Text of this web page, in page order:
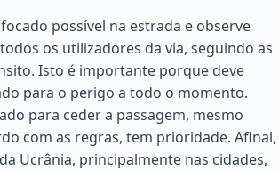
possível na estrada e observe
os utilizadores da via, seguindo as
Isto é importante porque deve
para o perigo a todo o momento.
para ceder a passagem, mesmo
com as regras, tem prioridade. Afinal,
Ucrânia, principalmente nas cidades,